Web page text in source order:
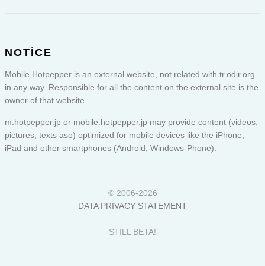
NOTICE
Mobile Hotpepper is an external website, not related with tr.odir.org
in any way. Responsible for all the content on the external site is the
owner of that website.
m.hotpepper.jp or mobile.hotpepper.jp may provide content (videos,
pictures, texts aso) optimized for mobile devices like the iPhone,
iPad and other smartphones (Android, Windows-Phone).
© 2006-2026
DATA PRIVACY STATEMENT
STILL BETA!